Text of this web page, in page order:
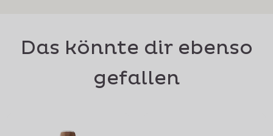
Das könnte dir ebenso
gefallen